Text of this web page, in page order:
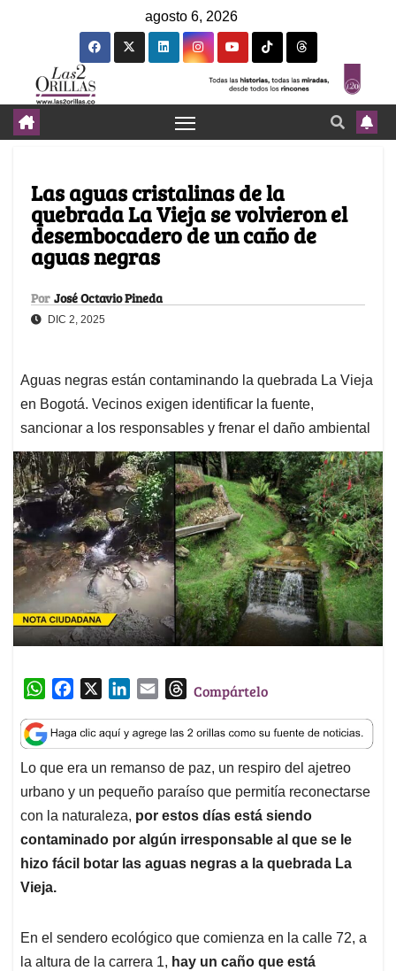
agosto 6, 2026
Las aguas cristalinas de la
quebrada La Vieja se volvieron el
desembocadero de un caño de
aguas negras
Por José Octavio Pineda
DIC 2, 2025
Aguas negras están contaminando la quebrada La Vieja
en Bogotá. Vecinos exigen identificar la fuente,
sancionar a los responsables y frenar el daño ambiental
W
a
t
s
A
p
p
c
e
b
o
o
k
n
k
e
d
I
n
a
i
l
T
r
e
a
d
s
Compártelo
Lo que era un remanso de paz, un respiro del ajetreo
urbano y un pequeño paraíso que permitía reconectarse
con la naturaleza, por estos días está siendo
contaminado por algún irresponsable al que se le
hizo fácil botar las aguas negras a la quebrada La
Vieja.
En el sendero ecológico que comienza en la calle 72, a
la altura de la carrera 1, hay un caño que está